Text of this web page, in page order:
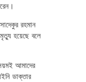
রহমান
হয়েছে বলে
আমাদের
ডাক্তার